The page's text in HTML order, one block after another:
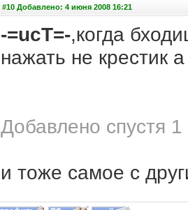
#10 Добавлено: 4 июня 2008 16:21
-=ucT=-,когда
нажать не крестик
Добавлено спустя
и тоже самое с